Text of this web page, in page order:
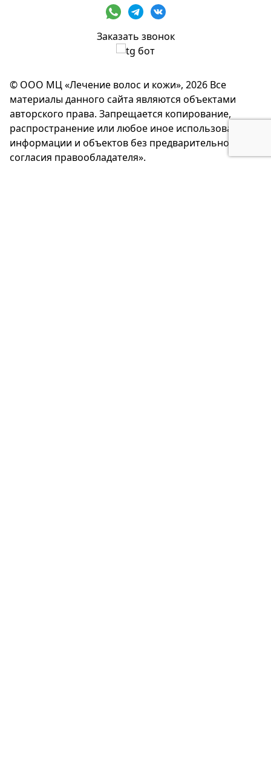
Заказать звонок
© ООО МЦ «Лечение волос и кожи», 2026 Все
материалы данного сайта являются объектами
авторского права. Запрещается копирование,
распространение или любое иное использование
информации и объектов без предварительного
согласия правообладателя».